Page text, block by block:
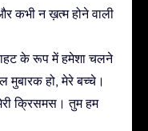
कभी न ख़त्म होने वाली
के रूप में हमेशा चलने
मुबारक हो, मेरे बच्चे।
क्रिसमस। तुम हम